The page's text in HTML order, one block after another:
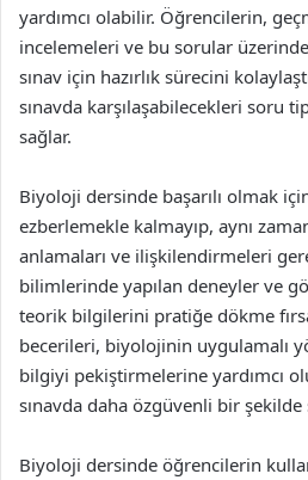
yardımcı olabilir. Öğrencilerin,
incelemeleri ve bu sorular
sınav için hazırlık sürecini
sınavda karşılaşabilecekleri soru
sağlar.
Biyoloji dersinde başarılı olmak
ezberlemekle kalmayıp, aynı
anlamaları ve ilişkilendirmeleri
bilimlerinde yapılan deneyler ve
teorik bilgilerini pratiğe dökme
becerileri, biyolojinin uygulamalı
bilgiyi pekiştirmelerine yardımcı
sınavda daha özgüvenli bir şekilde
Biyoloji dersinde öğrencilerin